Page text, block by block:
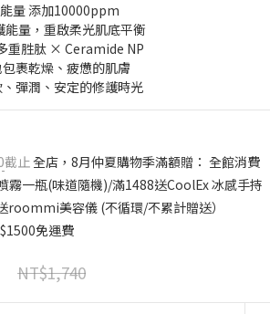
量 添加10000ppm
能量，重啟柔光肌底平衡
重胜肽 × Ceramide NP
裹乾燥、疲憊的肌膚
彈潤、安定的修護時光
截止全店，8月仲夏購物季滿額贈： 全館消費
霧一瓶(味道隨機)/滿1488送CoolEx 冰感手持
roommi美容儀 (不循環/不累計贈送）
免運費
NT$1,740